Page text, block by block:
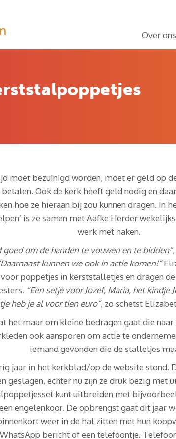
Over ons
moet bezuinigd worden, moet er geld op
Ook de kerk heeft geld nodig en
hoe ze hieraan bij zou kunnen dragen. In
is ze samen met Aafke Herder
werk met haken.
goed om de handen te vouwen en te bidden”
kunnen we ook in actie komen!”
poppetjes in kerststalletjes en dragen
“Een setje voor Jozef, Maria, het kindje
heb je al voor tien euro”, zo schetst
het maar om kleine bedragen gaat die
ook aansporen om actie te
iemand gevonden die de stalletjes
jaar in het kerkblad/op de website stond.
geslagen, echter nu zijn ze druk bezig met
kunt uitbreiden met
engelenkoor. De opbrengst gaat dit jaar
weer in de hal zitten met hun
bericht of een telefoontje.